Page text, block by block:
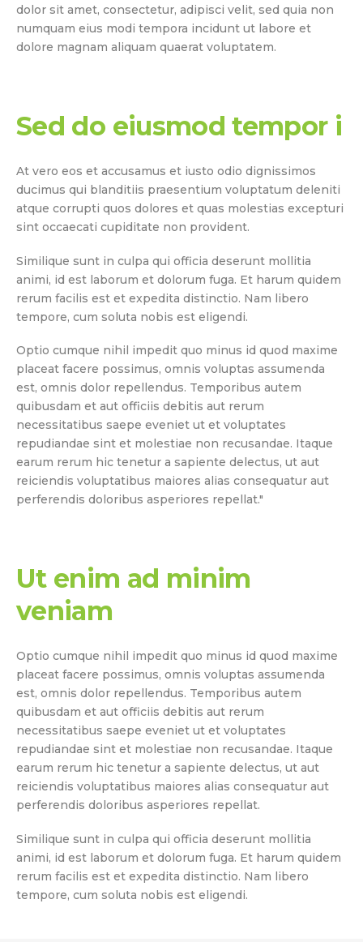
dolor sit amet, consectetur, adipisci velit, sed quia non
numquam eius modi tempora incidunt ut labore et
dolore magnam aliquam quaerat voluptatem.
Sed do eiusmod tempor i
At vero eos et accusamus et iusto odio dignissimos
ducimus qui blanditiis praesentium voluptatum deleniti
atque corrupti quos dolores et quas molestias excepturi
sint occaecati cupiditate non provident.
Similique sunt in culpa qui officia deserunt mollitia
animi, id est laborum et dolorum fuga. Et harum quidem
rerum facilis est et expedita distinctio. Nam libero
tempore, cum soluta nobis est eligendi.
Optio cumque nihil impedit quo minus id quod maxime
placeat facere possimus, omnis voluptas assumenda
est, omnis dolor repellendus. Temporibus autem
quibusdam et aut officiis debitis aut rerum
necessitatibus saepe eveniet ut et voluptates
repudiandae sint et molestiae non recusandae. Itaque
earum rerum hic tenetur a sapiente delectus, ut aut
reiciendis voluptatibus maiores alias consequatur aut
perferendis doloribus asperiores repellat."
Ut enim ad minim
veniam
Optio cumque nihil impedit quo minus id quod maxime
placeat facere possimus, omnis voluptas assumenda
est, omnis dolor repellendus. Temporibus autem
quibusdam et aut officiis debitis aut rerum
necessitatibus saepe eveniet ut et voluptates
repudiandae sint et molestiae non recusandae. Itaque
earum rerum hic tenetur a sapiente delectus, ut aut
reiciendis voluptatibus maiores alias consequatur aut
perferendis doloribus asperiores repellat.
Similique sunt in culpa qui officia deserunt mollitia
animi, id est laborum et dolorum fuga. Et harum quidem
rerum facilis est et expedita distinctio. Nam libero
tempore, cum soluta nobis est eligendi.